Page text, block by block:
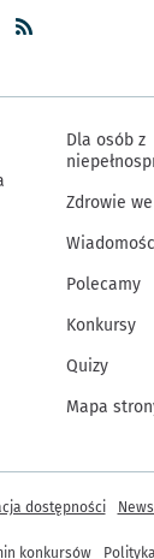
Dla osób z
Zdrowie
Polecamy
Konkursy
Quizy
Mapa
dostępności
konkursów